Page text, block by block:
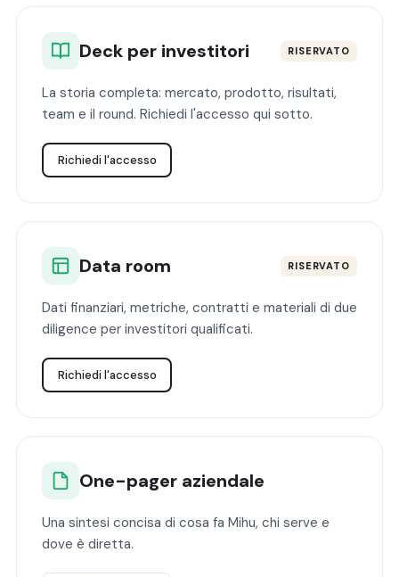
Deck per investitori RISERVATO
La storia completa: mercato, prodotto, risultati,
team e il round. Richiedi l'accesso qui sotto.
Richiedi l'accesso
Data room RISERVATO
Dati finanziari, metriche, contratti e materiali di due
diligence per investitori qualificati.
Richiedi l'accesso
One-pager aziendale
Una sintesi concisa di cosa fa Mihu, chi serve e
dove è diretta.